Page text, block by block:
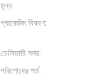
মূল্য:
প্যাকেজিং বিবরণ:
ডেলিভারি সময়:
পরিশোধের শর্ত: